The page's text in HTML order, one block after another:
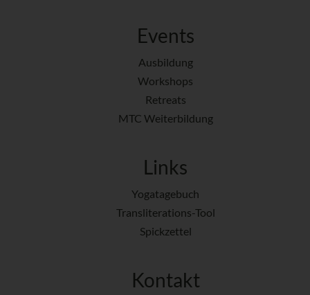
Events
Ausbildung
Workshops
Retreats
MTC Weiterbildung
Links
Yogatagebuch
Transliterations-Tool
Spickzettel
Kontakt